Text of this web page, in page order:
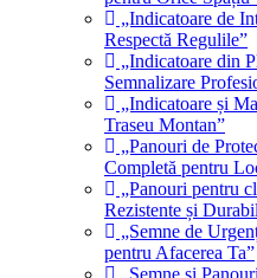
„Indicatoare de
Respectă Regulile”
„Indicatoare din
Semnalizare
„Indicatoare și
Traseu Montan”
„Panouri de
Completă pentru
„Panouri pentru
Rezistente și
„Semne de
pentru Afacerea Ta”
„Semne și